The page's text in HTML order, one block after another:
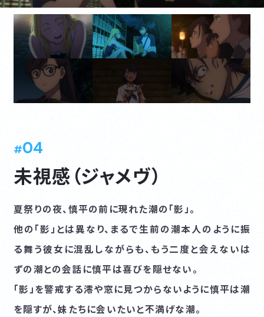
ONAIR
STAFF&CAST
STORY
INTRODUCTION
CHARACTER
MOVIE
MUSIC
GOODS
COMICS
Blu-ray
04
未視感（ジャメヴ）
夏祭りの夜、慎平の前に現れた潮の「影」。
他の「影」とは異なり、まるで生前の潮本人のように振
る舞う彼女に混乱しながらも、もう二度と会えないは
ずの潮との会話に慎平は喜びを隠せない。
「影」を警戒する澪や窓に見つからないように慎平は潮
を隠すが、妹たちに会いたいと不満げな潮。